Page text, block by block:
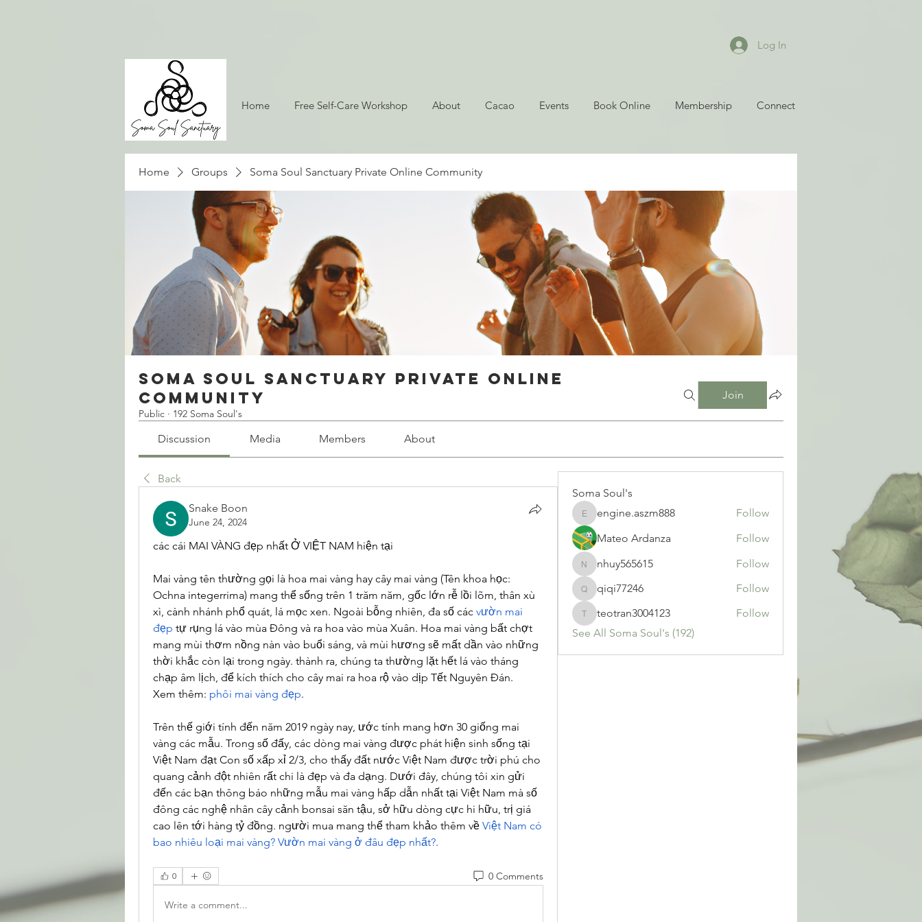
Log In
Home Free Self-Care Workshop About Cacao Events Book Online Membership Connect
Home Groups Soma Soul Sanctuary Private Online Community
Soma Soul Sanctuary Private Online
Community
Public · 192 Soma Soul's
Join
Discussion Media Members About
Back
Snake Boon
June 24, 2024
các cái MAI VÀNG đẹp nhất Ở VIỆT NAM hiện tại
Mai vàng tên thường gọi là hoa mai vàng hay cây mai vàng (Tên khoa học:
Ochna integerrima) mang thể sống trên 1 trăm năm, gốc lớn rễ lồi lõm, thân xù
xì, cành nhánh phổ quát, lá mọc xen. Ngoài bỗng nhiên, đa số các vườn mai
đẹp tự rụng lá vào mùa Đông và ra hoa vào mùa Xuân. Hoa mai vàng bất chợt
mang mùi thơm nồng nàn vào buổi sáng, và mùi hương sẽ mất dần vào những
thời khắc còn lại trong ngày. thành ra, chúng ta thường lặt hết lá vào tháng
chạp âm lịch, để kích thích cho cây mai ra hoa rộ vào dịp Tết Nguyên Đán.
Xem thêm: phôi mai vàng đẹp.
Trên thế giới tính đến năm 2019 ngày nay, ước tính mang hơn 30 giống mai
vàng các mẫu. Trong số đấy, các dòng mai vàng được phát hiện sinh sống tại
Việt Nam đạt Con số xấp xỉ 2/3, cho thấy đất nước Việt Nam được trời phú cho
quang cảnh đột nhiên rất chi là đẹp và đa dạng. Dưới đây, chúng tôi xin gửi
đến các bạn thông báo những mẫu mai vàng hấp dẫn nhất tại Việt Nam mà số
đông các nghệ nhân cây cảnh bonsai săn tậu, sở hữu dòng cực hi hữu, trị giá
cao lên tới hàng tỷ đồng. người mua mang thể tham khảo thêm về Việt Nam có
bao nhiêu loại mai vàng? Vườn mai vàng ở đâu đẹp nhất?.
0 0 Comments
Write a comment...
Soma Soul's
engine.aszm888
engine.aszm888
Follow
Mateo Ardanza
Follow
nhuy565615
nhuy565615 Follow
qiqi77246
qiqi77246 Follow
teotran3004123
teotran3004123
Follow
See All Soma Soul's (192)